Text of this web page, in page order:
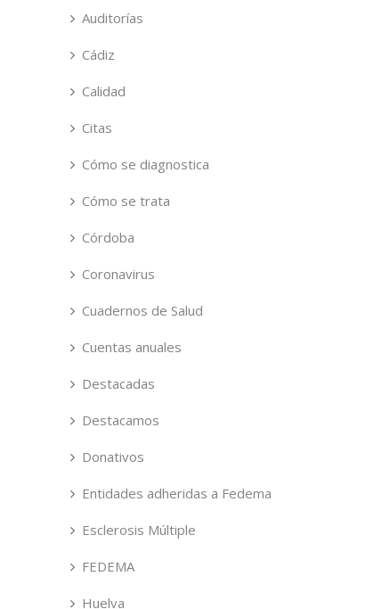
Auditorías
Cádiz
Calidad
Citas
Cómo se diagnostica
Cómo se trata
Córdoba
Coronavirus
Cuadernos de Salud
Cuentas anuales
Destacadas
Destacamos
Donativos
Entidades adheridas a Fedema
Esclerosis Múltiple
FEDEMA
Huelva